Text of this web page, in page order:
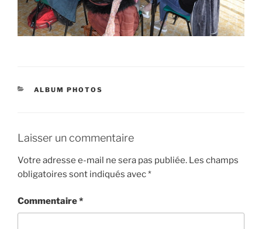
CATÉGORIES
ALBUM PHOTOS
Laisser un commentaire
Votre adresse e-mail ne sera pas publiée. Les champs
obligatoires sont indiqués avec*
Commentaire*